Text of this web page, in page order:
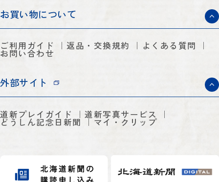
お買い物について
ご利用ガイド 返品・交換規約 よくある質問
お問い合わせ
外部サイト
道新プレイガイド 道新写真サービス
どうしん記念日新聞 マイ・クリップ